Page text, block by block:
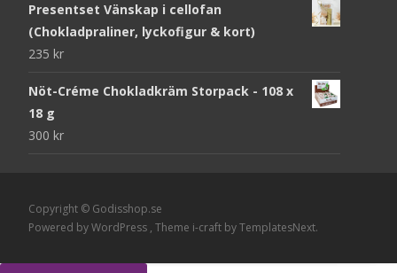
Presentset Vänskap i cellofan
(Chokladpraliner, lyckofigur & kort)
235 kr
Nöt-Créme Chokladkräm Storpack - 108 x
18 g
300 kr
Copyright © Godisshop.se
Powered by WordPress , Theme i-craft by TemplatesNext.